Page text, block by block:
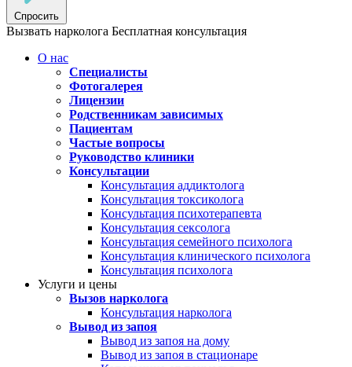
Спросить
Вызвать нарколога Бесплатная консультация
О нас
Специалисты
Фотогалерея
Лицензии
Родственникам зависимых
Пациентам
Частые вопросы
Руководство клиники
Консультации
Консультация аддиктолога
Консультация токсиколога
Консультация психотерапевта
Консультация сексолога
Консультация семейного психолога
Консультация клинического психолога
Консультация психолога
Услуги и цены
Вызов нарколога
Консультация нарколога
Вывод из запоя
Вывод из запоя на дому
Вывод из запоя в стационаре